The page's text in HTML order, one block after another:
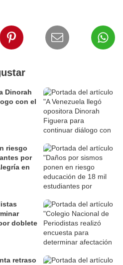
Dinorah
con el
riesgo
por
en
doblete
retraso